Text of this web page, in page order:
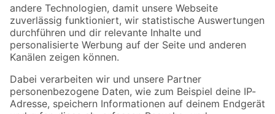
Zur Newsletter Anmeldung
Folge uns
Zahlungsarten Versandarten